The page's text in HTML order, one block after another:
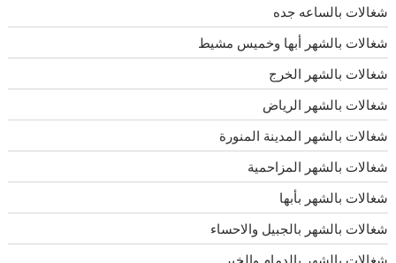
شغالات بالساعه جده
شغالات بالشهر أبها وخميس مشيط
شغالات بالشهر الخرج
شغالات بالشهر الرياض
شغالات بالشهر المدينة المنورة
شغالات بالشهر المزاحمية
شغالات بالشهر بأبها
شغالات بالشهر بالجبيل والاحساء
شغالات بالشهر بالدمام والخبر